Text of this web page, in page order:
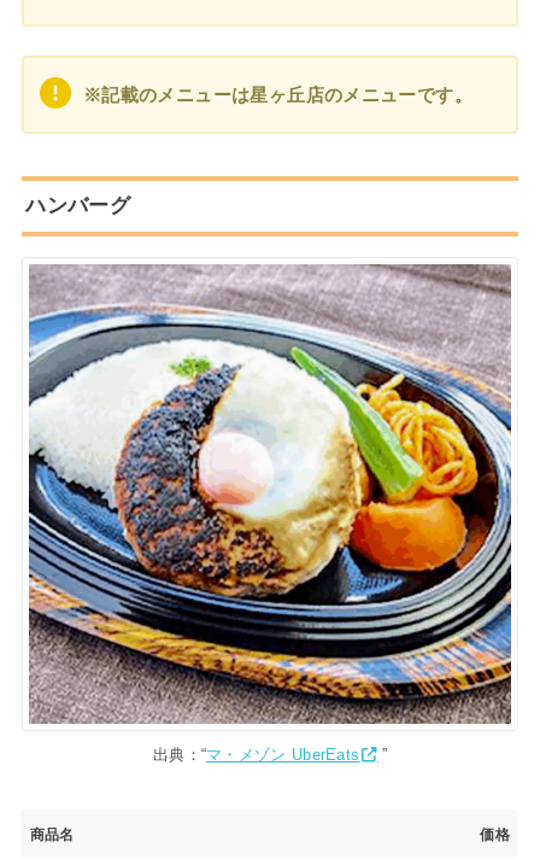
※記載のメニューは星ヶ丘店のメニューです。
ハンバーグ
出典：“マ・メゾン UberEats ”
商品名 価格